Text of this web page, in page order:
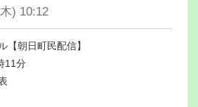
) 10:12
【朝日町民配信】
11分